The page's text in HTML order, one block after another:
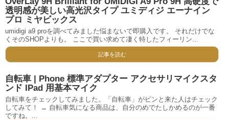
透明感が美しい高光沢タイプ ユミディジ エーナイン
プロ ミヤビックス
umidigi a9 proを調べてみました悩まないで即購入です。 それだけでな
くそのSHOPよりも。 ここで買い求めて凄く特したフィーリン...
記事を読む
自転車 | Phone 標準アダプター アクセサリマイクスタ
ンド IPad 用基本マイク
自転車をチェックしてみました。「自転車」がピンと来た人はチェック
してみて！ → 自転車気になる商品は、自分のめでたしかめるのが一番
ですね。...